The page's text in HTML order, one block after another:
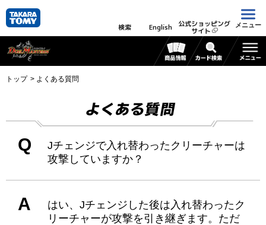
検索 English 公式ショッピング
サイト
メニュー
トップ よくある質問
よくある質問
Q
Jチェンジで入れ替わったクリーチャーは
攻撃していますか？
A
はい、Jチェンジした後は入れ替わったク
リーチャーが攻撃を引き継ぎます。ただ